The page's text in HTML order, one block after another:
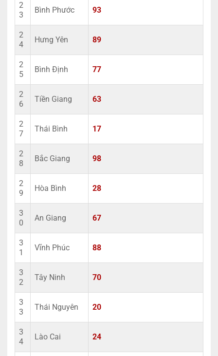
2
3
Bình Phước 93
2
4
Hưng Yên 89
2
5
Bình Định 77
2
6
Tiền Giang 63
2
7
Thái Bình 17
2
8
Bắc Giang 98
2
9
Hòa Bình 28
3
0
An Giang 67
3
1
Vĩnh Phúc 88
3
2
Tây Ninh 70
3
3
Thái Nguyên 20
3
4
Lào Cai 24